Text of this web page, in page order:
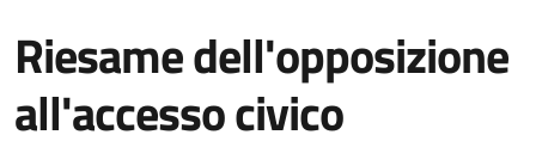
Riesame dell'opposizione
all'accesso civico